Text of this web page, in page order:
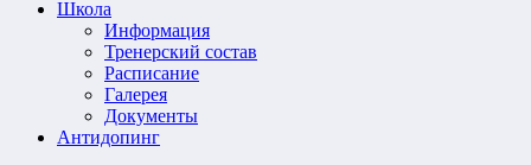
Школа
Информация
Тренерский состав
Расписание
Галерея
Документы
Антидопинг